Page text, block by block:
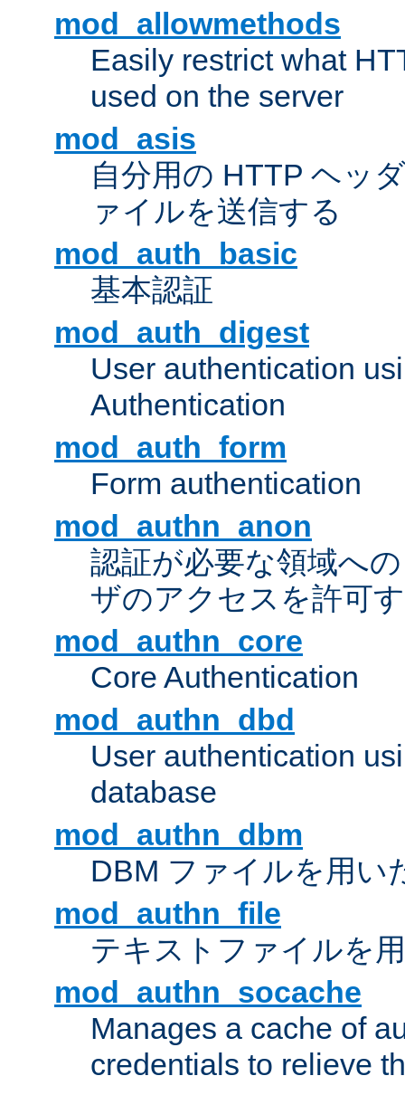
mod_allowmethods
Easily restrict what
used on the server
mod_asis
自分用の HTTP ヘッ
ァイルを送信する
mod_auth_basic
基本認証
mod_auth_digest
User authentication
Authentication
mod_auth_form
Form authentication
mod_authn_anon
認証が必要な領域へ
ザのアクセスを許可
mod_authn_core
Core Authentication
mod_authn_dbd
User authentication
database
mod_authn_dbm
DBM ファイルを用い
mod_authn_file
テキストファイルを
mod_authn_socache
Manages a cache of
credentials to relieve